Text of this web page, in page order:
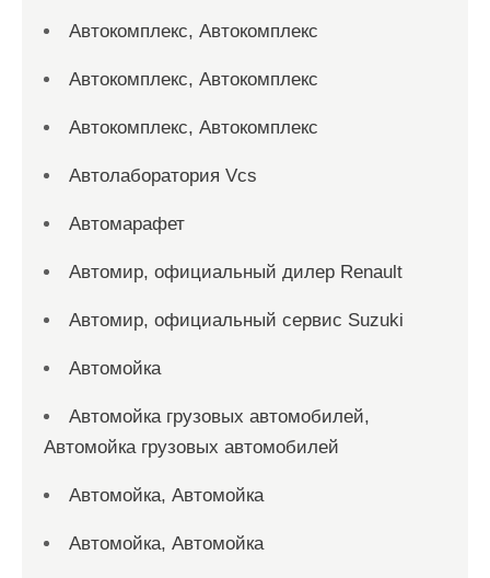
Автокомплекс, Автокомплекс
Автокомплекс, Автокомплекс
Автокомплекс, Автокомплекс
Автолаборатория Vcs
Автомарафет
Автомир, официальный дилер Renault
Автомир, официальный сервис Suzuki
Автомойка
Автомойка грузовых автомобилей,
Автомойка грузовых автомобилей
Автомойка, Автомойка
Автомойка, Автомойка